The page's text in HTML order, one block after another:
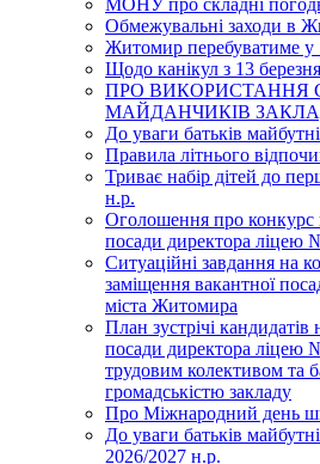
МОНУ про складні
Обмежувальні заходи в
Житомир перебуватиме у
Щодо канікул з 13
ПРО ВИКОРИСТАННЯ
МАЙДАНЧИКІВ
До уваги батьків
Правила літнього
Триває набір дітей до
н.р.
Оголошення про конкурс
посади директора ліцею
Ситуаційні завдання на
заміщення вакантної
міста Житомира
План зустрічі
посади директора
трудовим колективом та
громадськістю закладу
Про Міжнародний день
До уваги батьків
2026/2027 н.р.